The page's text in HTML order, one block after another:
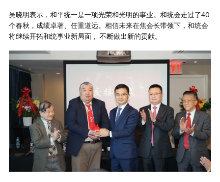
吴晓明表示，和平统一是一项光荣和光明的事业。和统会走过了40
个春秋，成绩卓著、任重道远。相信未来在焦会长带领下，和统会
将继续开拓和统事业新局面， 不断做出新的贡献。